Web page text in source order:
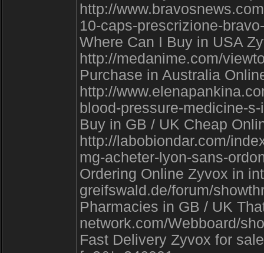
http://
10-caps-prescrizione-
Where Can I Buy in USA
http://medanime.com/
Purchase in Australia
http://
blood-pressure-medicine-
Buy in GB / UK Cheap
http://labobiondar.com/
mg-acheter-lyon-sans-
Ordering Online Zyvox in
greifswald.de/forum/
Pharmacies in GB / UK
network.com/Webboard/
Fast Delivery Zyvox for